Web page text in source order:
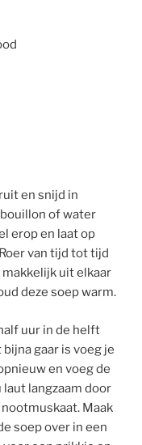
en snijd in
of water
erop en laat op
van tijd tot tijd
makkelijk uit elkaar
deze soep warm.
uur in de helft
gaar is voeg je
en voeg de
langzaam door
Maak
soep over in een